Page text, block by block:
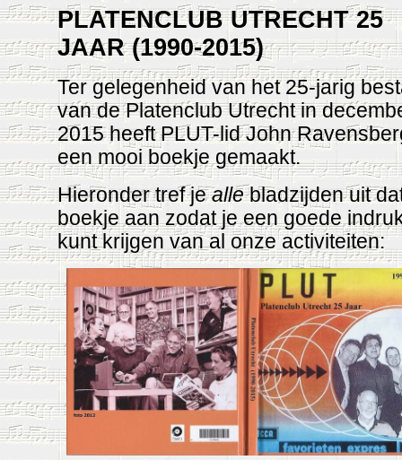
PLATENCLUB UTRECHT 25
JAAR (1990-2015)
Ter gelegenheid van het 25-jarig
van de Platenclub Utrecht in
2015 heeft PLUT-lid John
een mooi boekje gemaakt.
Hieronder tref jeallebladzijden uit
boekje aan zodat je een goede
kunt krijgen van al onze activiteiten: